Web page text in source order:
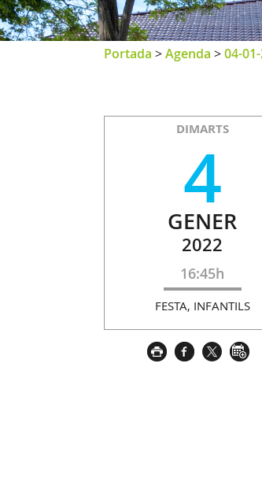
Portada >Agenda >04-
DIMARTS
4
GENER
2022
16:45h
FESTA, INFANTILS